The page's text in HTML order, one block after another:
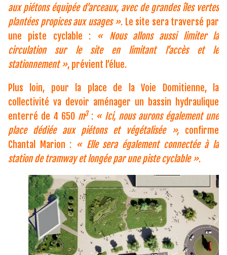
aux piétons équipée d’arceaux, avec de grandes îles vertes
plantées propices aux usages ». Le site sera traversé par
une piste cyclable : « Nous allons aussi limiter la
circulation sur le site en limitant l’accès et le
stationnement », prévient l’élue.
Plus loin, pour la place de la Voie Domitienne, la
collectivité va devoir aménager un bassin hydraulique
enterré de 4 650 m3: « Ici, nous aurons également une
place dédiée aux piétons et végétalisée »,confirme
Chantal Marion : « Elle sera également connectée à la
station de tramway et longée par une piste cyclable ».